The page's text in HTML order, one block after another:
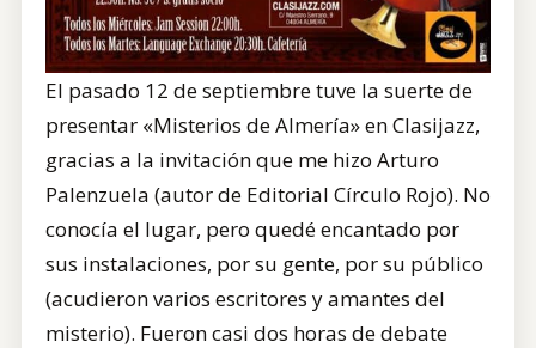
El pasado 12 de septiembre tuve la suerte de
presentar «Misterios de Almería» en Clasijazz,
gracias a la invitación que me hizo Arturo
Palenzuela (autor de Editorial Círculo Rojo). No
conocía el lugar, pero quedé encantado por
sus instalaciones, por su gente, por su público
(acudieron varios escritores y amantes del
misterio). Fueron casi dos horas de debate